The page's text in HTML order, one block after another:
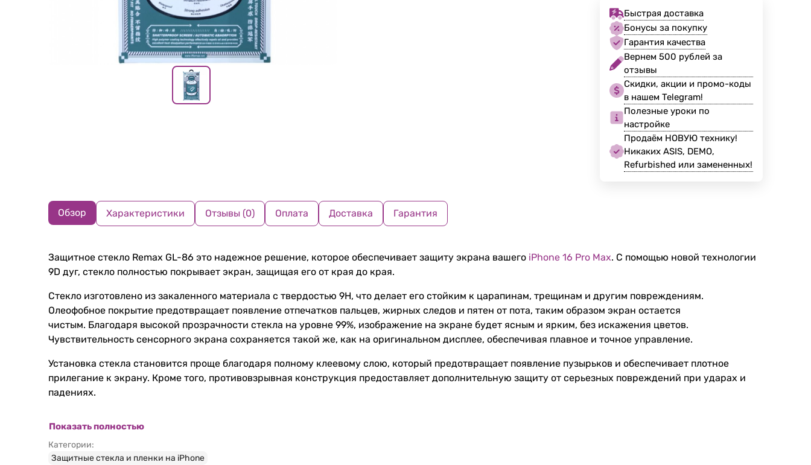
Быстрая доставка
Бонусы за покупку
Гарантия качества
Вернем 500 рублей за
отзывы
Скидки, акции и промо-коды
в нашем Telegram!
Полезные уроки по
настройке
Продаём НОВУЮ технику!
Никаких ASIS, DEMO,
Refurbished или замененных!
Обзор Характеристики Отзывы (0) Оплата Доставка Гарантия
Защитное стекло Remax GL-86 это надежное решение, которое обеспечивает защиту экрана вашего iPhone 16 Pro Max. С помощью новой технологии
9D дуг, стекло полностью покрывает экран, защищая его от края до края.
Стекло изготовлено из закаленного материала с твердостью 9H, что делает его стойким к царапинам, трещинам и другим повреждениям.
Олеофобное покрытие предотвращает появление отпечатков пальцев, жирных следов и пятен от пота, таким образом экран остается
чистым. Благодаря высокой прозрачности стекла на уровне 99%, изображение на экране будет ясным и ярким, без искажения цветов.
Чувствительность сенсорного экрана сохраняется такой же, как на оригинальном дисплее, обеспечивая плавное и точное управление.
Установка стекла становится проще благодаря полному клеевому слою, который предотвращает появление пузырьков и обеспечивает плотное
прилегание к экрану. Кроме того, противовзрывная конструкция предоставляет дополнительную защиту от серьезных повреждений при ударах и
падениях.
Показать полностью
Категории:
Защитные стекла и пленки на iPhone